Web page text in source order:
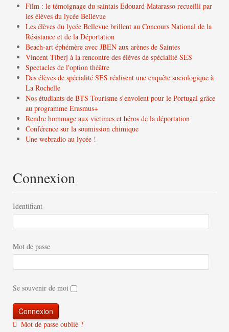
Film : le témoignage du saintais Edouard Matarasso recueilli par
les élèves du lycée Bellevue
Les élèves du lycée Bellevue brillent au Concours National de la
Résistance et de la Déportation
Beach-art éphémère avec JBEN aux arènes de Saintes
Vincent Tiberj à la rencontre des élèves de spécialité SES
Spectacles de l'option théâtre
Des élèves de spécialité SES réalisent une enquête sociologique à
La Rochelle
Nos étudiants de BTS Tourisme s’envolent pour le Portugal grâce
au programme Erasmus+
Rendre hommage aux victimes et héros de la déportation
Conférence sur la soumission chimique
Une webradio au lycée !
Connexion
Identifiant
Mot de passe
Se souvenir de moi
Mot de passe oublié ?